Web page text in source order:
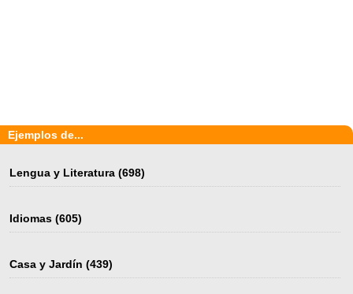
Ejemplos de...
Lengua y Literatura (698)
Idiomas (605)
Casa y Jardín (439)